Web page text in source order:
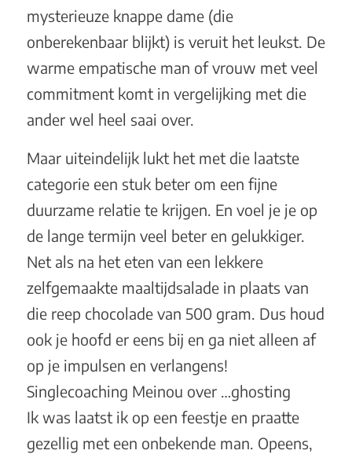
mysterieuze knappe dame (die
onberekenbaar blijkt) is veruit het leukst. De
warme empatische man of vrouw met veel
commitment komt in vergelijking met die
ander wel heel saai over.
Maar uiteindelijk lukt het met die laatste
categorie een stuk beter om een fijne
duurzame relatie te krijgen. En voel je je op
de lange termijn veel beter en gelukkiger.
Net als na het eten van een lekkere
zelfgemaakte maaltijdsalade in plaats van
die reep chocolade van 500 gram. Dus houd
ook je hoofd er eens bij en ga niet alleen af
op je impulsen en verlangens!
Singlecoaching Meinou over …ghosting
Ik was laatst ik op een feestje en praatte
gezellig met een onbekende man. Opeens,